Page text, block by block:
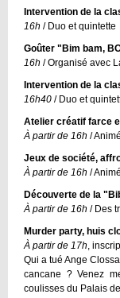
Intervention de la
16h / Duo et quintette
Goûter "Bim bam,
16h / Organisé avec
Intervention de la
16h40 / Duo et
Atelier créatif farce
À partir de 16h /
Jeux de société,
À partir de 16h /
Découverte de la
À partir de 16h / Des
Murder party, huis
À partir de 17h ,
Qui a tué Ange
cancane ? Venez
coulisses du Palais